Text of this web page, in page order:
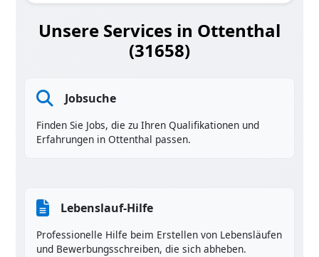
Unsere Services in Ottenthal
(31658)
Jobsuche
Finden Sie Jobs, die zu Ihren Qualifikationen und
Erfahrungen in Ottenthal passen.
Lebenslauf-Hilfe
Professionelle Hilfe beim Erstellen von Lebensläufen
und Bewerbungsschreiben, die sich abheben.